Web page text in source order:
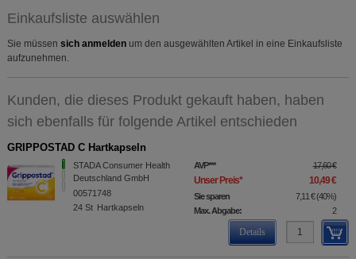
Einkaufsliste auswählen
Sie müssen sich anmelden um den ausgewählten Artikel in eine Einkaufsliste
aufzunehmen.
Kunden, die dieses Produkt gekauft haben, haben
sich ebenfalls für folgende Artikel entschieden
GRIPPOSTAD C Hartkapseln
STADA Consumer Health
Deutschland GmbH
00571748
24 St Hartkapseln
AVP*** 17,60 €
Unser Preis* 10,49 €
Sie sparen 7,11 € (40%)
Max. Abgabe:
2
Details